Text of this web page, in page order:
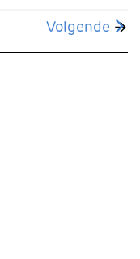
over
Volgende
Volgende